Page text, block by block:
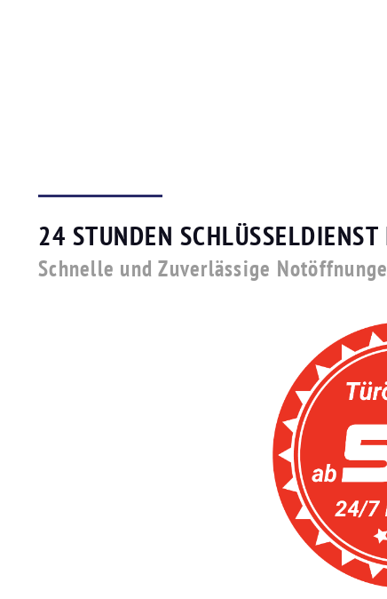
24 STUNDEN
Schnelle und Zuverlässige